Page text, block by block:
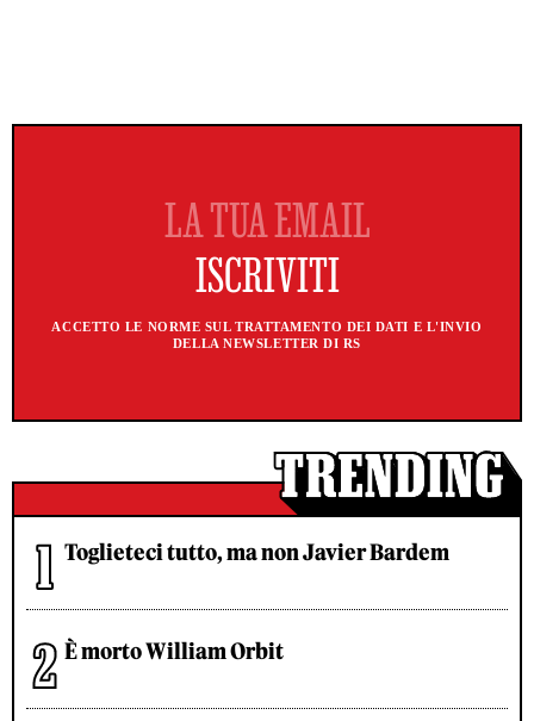
ACCETTO LE NORME SUL TRATTAMENTO DEI DATI E L'INVIO
DELLA NEWSLETTER DI RS
Toglieteci tutto, ma non Javier Bardem
È morto William Orbit